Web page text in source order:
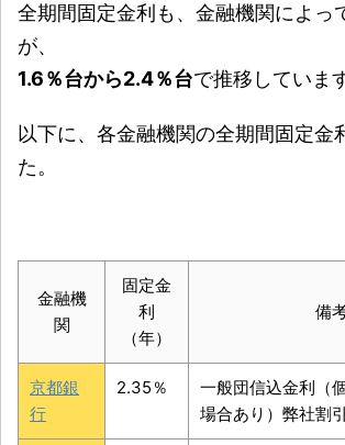
全期間固定金利も、金融機関によっ
が、
1.6％台から2.4％台で推移していま
以下に、各金融機関の全期間固定金
た。
金融機
関
固定金
利
（年）
備
京都銀
行
2.35％
一般団信込金利（
場合あり）弊社割